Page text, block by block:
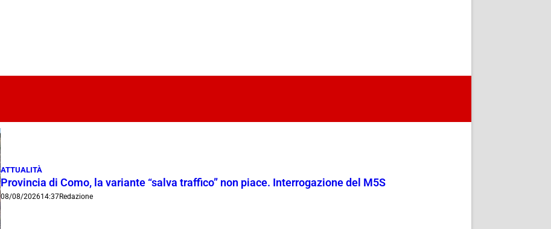
ATTUALITÀ
Provincia di Como, la variante “salva traffico” non piace. Interrogazione del M5S
08/08/202614:37Redazione